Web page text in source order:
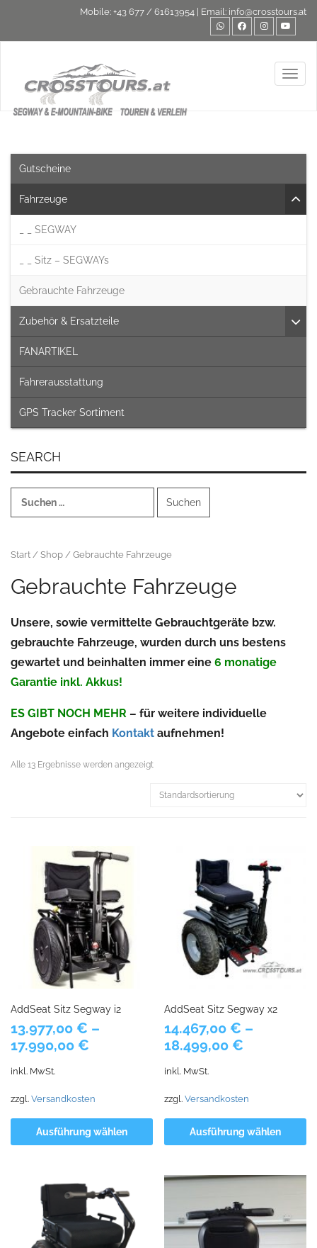
Mobile: +43 677 / 61613954 | Email: info@crosstours.at
Gutscheine
Fahrzeuge
_ _ SEGWAY
_ _ Sitz – SEGWAYs
Gebrauchte Fahrzeuge
Zubehör & Ersatzteile
FANARTIKEL
Fahrerausstattung
GPS Tracker Sortiment
SEARCH
nach:
Start / Shop / Gebrauchte Fahrzeuge
Gebrauchte Fahrzeuge
Unsere, sowie vermittelte Gebrauchtgeräte bzw.
gebrauchte Fahrzeuge, wurden durch uns bestens
gewartet und beinhalten immer eine 6 monatige
Garantie inkl. Akkus!
ES GIBT NOCH MEHR – für weitere individuelle
Angebote einfach Kontakt aufnehmen!
Alle 13 Ergebnisse werden angezeigt
AddSeat Sitz Segway i2
13.977,00 € –
17.990,00 €
inkl. MwSt.
zzgl. Versandkosten
Ausführung wählen
AddSeat Sitz Segway x2
14.467,00 € –
18.499,00 €
inkl. MwSt.
zzgl.Versandkosten
Ausführung wählen